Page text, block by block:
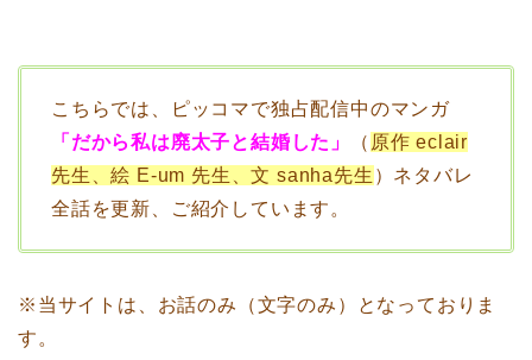
こちらでは、ピッコマで独占配信中のマンガ
「だから私は廃太子と結婚した」
（ 原作 eclair
先生、絵 E-um 先生、文 sanha先生 ）ネタバレ
全話を更新、ご紹介しています。
※当サイトは、お話のみ（文字のみ）となっておりま
す。